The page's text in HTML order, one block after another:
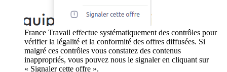
France Travail effectue systématiquement des contrôles pour
vérifier la légalité et la conformité des offres diffusées. Si
malgré ces contrôles vous constatez des contenus
inappropriés, vous pouvez nous le signaler en cliquant sur
« Signaler cette offre ».